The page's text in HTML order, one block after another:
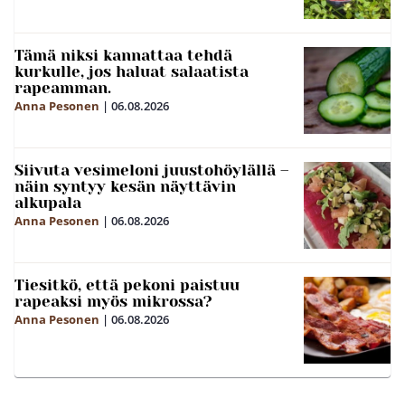
Tämä niksi kannattaa tehdä
kurkulle, jos haluat salaatista
rapeamman.
Anna Pesonen | 06.08.2026
Siivuta vesimeloni juustohöylällä –
näin syntyy kesän näyttävin
alkupala
Anna Pesonen | 06.08.2026
Tiesitkö, että pekoni paistuu
rapeaksi myös mikrossa?
Anna Pesonen | 06.08.2026